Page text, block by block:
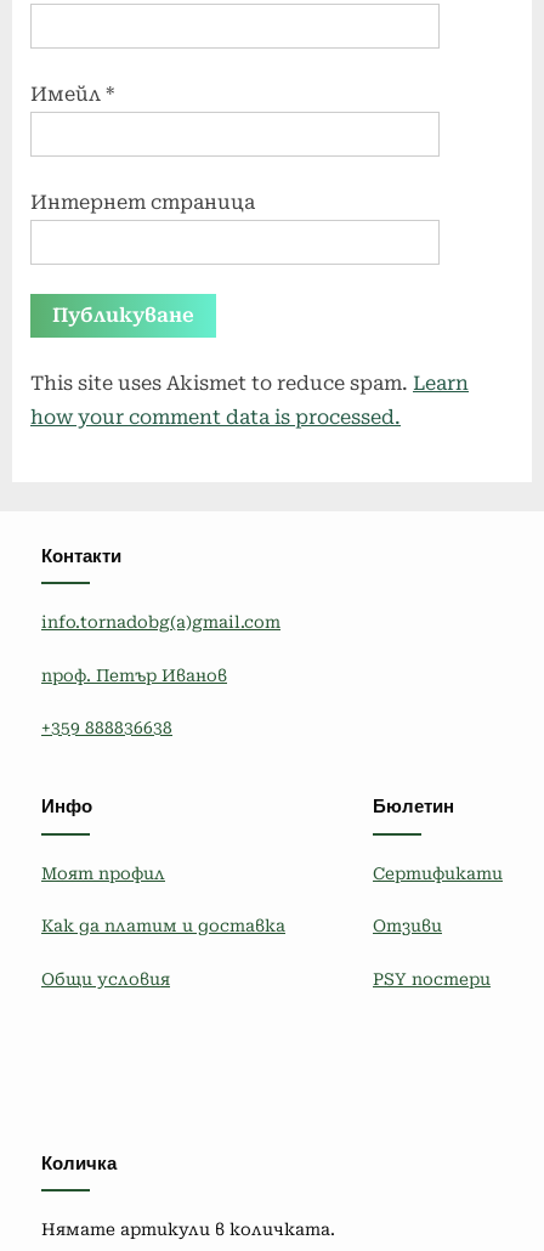
Имейл *
Интернет страница
This site uses Akismet to reduce spam. Learn
how your comment data is processed.
Контакти
info.tornadobg(a)gmail.com
проф. Петър Иванов
+359 888836638
Инфо
Моят профил
Как да платим и доставка
Общи условия
Бюлетин
Сертификати
Отзиви
PSY постери
Количка
Нямате артикули в количката.